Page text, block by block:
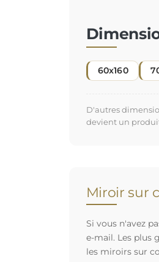
60x160
D'autres
devient un
Miroir sur
Si vous n'avez
e-mail. Les plus
les miroirs sur